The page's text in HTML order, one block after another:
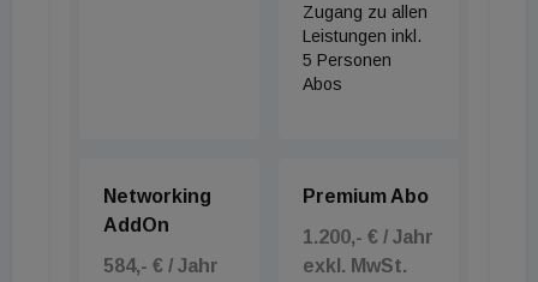
Zugang zu allen
Leistungen inkl.
5 Personen
Abos
Networking
AddOn
584,- € / Jahr
Premium Abo
1.200,- € / Jahr
exkl. MwSt.